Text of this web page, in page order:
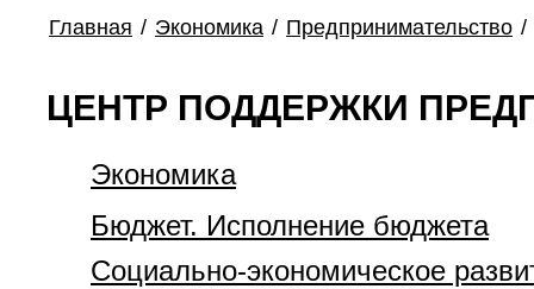
Главная / Экономика / Предпринимательство /
ЦЕНТР ПОДДЕРЖКИ
Экономика
Бюджет. Исполнение бюджета
Социально-экономическое